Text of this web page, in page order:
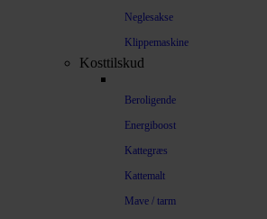
Neglesakse
Klippemaskine
Kosttilskud
Beroligende
Energiboost
Kattegræs
Kattemalt
Mave / tarm